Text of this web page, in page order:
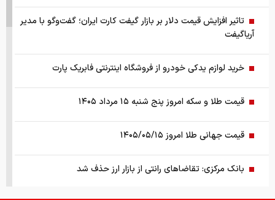
تاثیر افزایش قیمت دلار بر بازار گیفت کارت ایران؛ گفت‌وگو با مدیر
آریاگیفت
خرید لوازم یدکی خودرو از فروشگاه اینترنتی فابریک پارت
قیمت طلا و سکه امروز پنج شنبه ۱۵ مرداد ۱۴۰۵
قیمت جهانی طلا امروز ۱۴۰۵/۰۵/۱۵
بانک مرکزی: تقاضا‌های رانتی از بازار ارز حذف شد